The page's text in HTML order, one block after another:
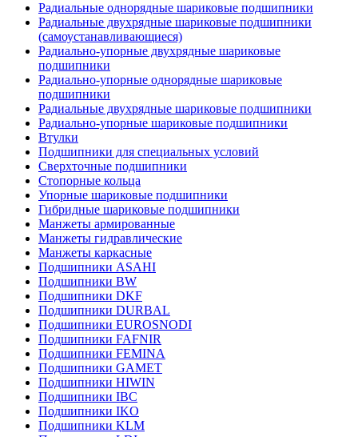
Радиальные однорядные шариковые подшипники
Радиальные двухрядные шариковые подшипники
(самоустанавливающиеся)
Радиально-упорные двухрядные шариковые
подшипники
Радиально-упорные однорядные шариковые
подшипники
Радиальные двухрядные шариковые подшипники
Радиально-упорные шариковые подшипники
Втулки
Подшипники для специальных условий
Сверхточные подшипники
Стопорные кольца
Упорные шариковые подшипники
Гибридные шариковые подшипники
Манжеты армированные
Манжеты гидравлические
Манжеты каркасные
Подшипники ASAHI
Подшипники BW
Подшипники DKF
Подшипники DURBAL
Подшипники EUROSNODI
Подшипники FAFNIR
Подшипники FEMINA
Подшипники GAMET
Подшипники HIWIN
Подшипники IBC
Подшипники IKO
Подшипники KLM